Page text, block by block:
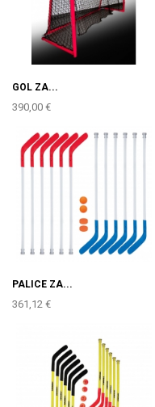
GOL ZA...
390,00 €
PALICE ZA...
361,12 €